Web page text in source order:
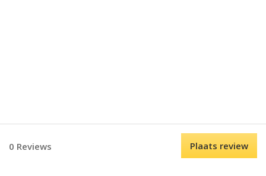
0 Reviews Plaats review